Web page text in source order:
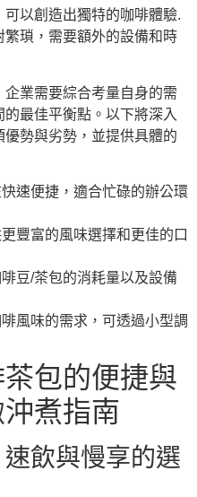
以創造出獨特的咖啡體驗.
瑣，需要額外的設備和時
業需要綜合考量自身的需
最佳平衡點。以下將深入
勢與劣勢，並提供具體的
速便捷，適合忙碌的辦公環
豐富的風味選擇和更佳的口
豆/茶包的消耗量以及設備
風味的需求，可透過小型調
包的便捷與
煮指南
飲與慢享的選